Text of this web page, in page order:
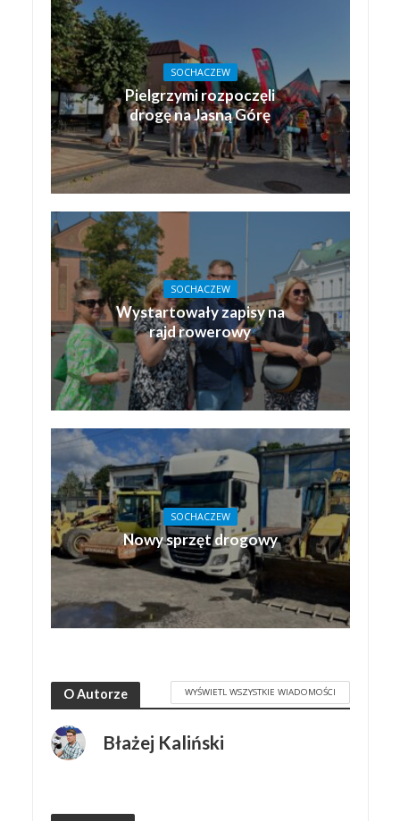
SOCHACZEW
Pielgrzymi rozpoczęli
drogę na Jasną Górę
SOCHACZEW
Wystartowały zapisy na
rajd rowerowy
SOCHACZEW
Nowy sprzęt drogowy
O Autorze WYŚWIETL WSZYSTKIE WIADOMOŚCI
Błażej Kaliński